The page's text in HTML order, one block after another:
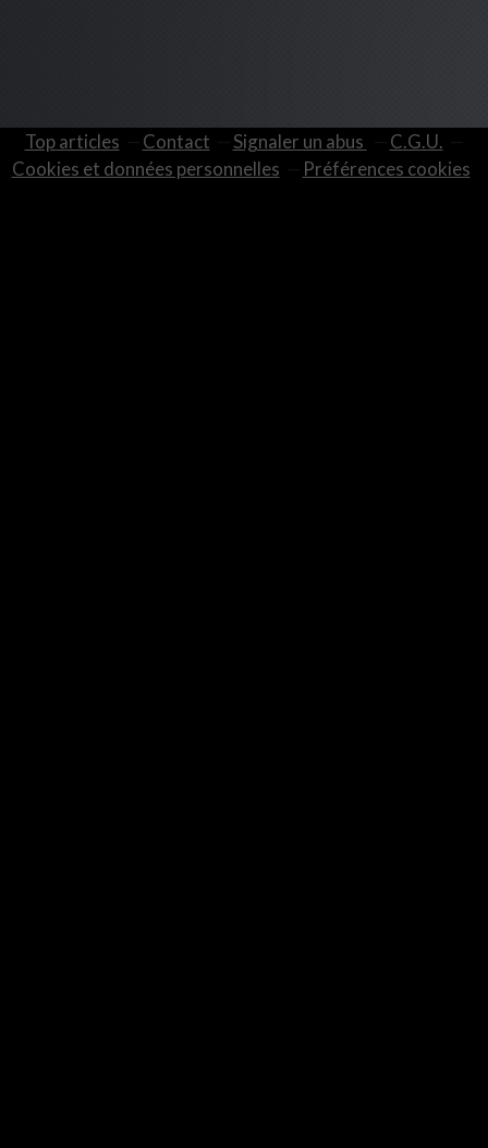
Top articles Contact Signaler un abus
C.G.U.
Cookies et données personnelles
Préférences cookies